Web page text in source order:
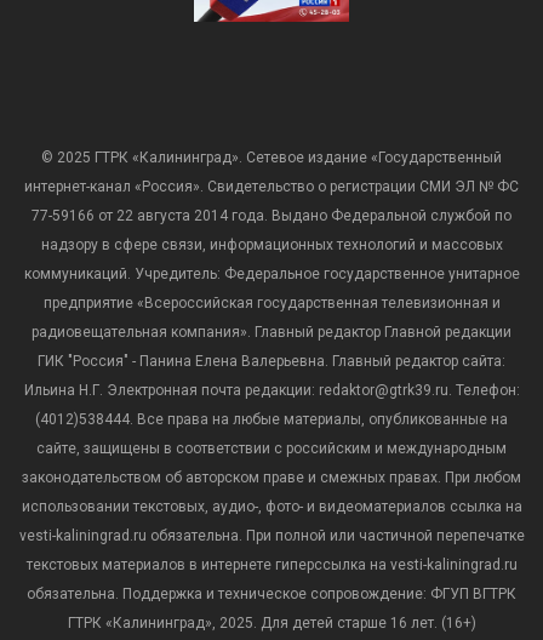
© 2025 ГТРК «Калининград». Сетевое издание «Государственный
интернет-канал «Россия». Свидетельство о регистрации СМИ ЭЛ № ФС
77-59166 от 22 августа 2014 года. Выдано Федеральной службой по
надзору в сфере связи, информационных технологий и массовых
коммуникаций. Учредитель: Федеральное государственное унитарное
предприятие «Всероссийская государственная телевизионная и
радиовещательная компания». Главный редактор Главной редакции
ГИК "Россия" - Панина Елена Валерьевна. Главный редактор сайта:
Ильина Н.Г. Электронная почта редакции: redaktor@gtrk39.ru. Телефон:
(4012)538444. Все права на любые материалы, опубликованные на
сайте, защищены в соответствии с российским и международным
законодательством об авторском праве и смежных правах. При любом
использовании текстовых, аудио-, фото- и видеоматериалов ссылка на
vesti-kaliningrad.ru обязательна. При полной или частичной перепечатке
текстовых материалов в интернете гиперссылка на vesti-kaliningrad.ru
обязательна. Поддержка и техническое сопровождение: ФГУП ВГТРК
ГТРК «Калининград», 2025. Для детей старше 16 лет. (16+)